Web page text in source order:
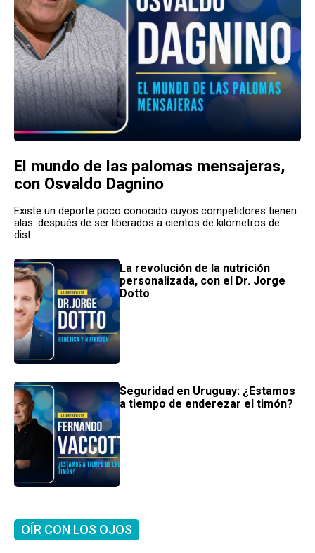
El mundo de las palomas mensajeras,
con Osvaldo Dagnino
Existe un deporte poco conocido cuyos competidores tienen
alas: después de ser liberados a cientos de kilómetros de
dist...
La revolución de la nutrición
personalizada, con el Dr. Jorge
Dotto
Seguridad en Uruguay: ¿Estamos
a tiempo de enderezar el timón?
OÍR CON LOS OJOS